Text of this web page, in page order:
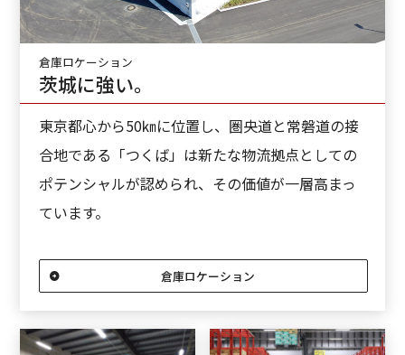
倉庫ロケーション
茨城に強い。
東京都心から50㎞に位置し、圏央道と常磐道の接
合地である「つくば」は新たな物流拠点としての
ポテンシャルが認められ、その価値が一層高まっ
ています。
倉庫ロケーション